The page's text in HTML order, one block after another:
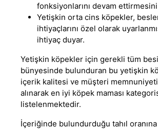
fonksiyonlarını devam
Yetişkin orta cins köpekler,
ihtiyaçlarını özel olarak
ihtiyaç duyar.
Yetişkin köpekler için gerekli tüm
bünyesinde bulunduran bu yetişkin
içerik kalitesi ve müşteri
alınarak en iyi köpek maması
listelenmektedir.
İçeriğinde bulundurduğu tahıl